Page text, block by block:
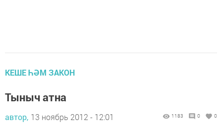
КЕШЕ ҺӘМ ЗАКОН
Тыныч атна
автор, 13 ноябрь 2012 - 12:01 1183 0 0